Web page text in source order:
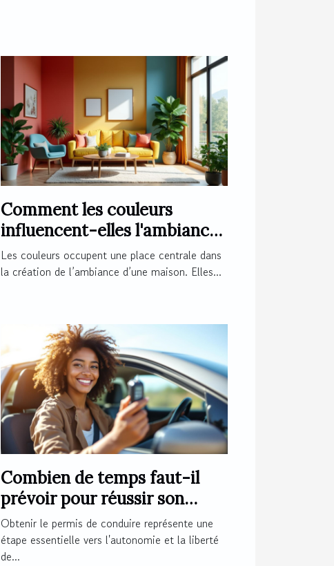
Comment les couleurs
influencent-elles l'ambiance
de votre maison ?
Les couleurs occupent une place centrale dans
la création de l’ambiance d’une maison. Elles...
Combien de temps faut-il
prévoir pour réussir son
permis de conduire ?
Obtenir le permis de conduire représente une
étape essentielle vers l'autonomie et la liberté
de...